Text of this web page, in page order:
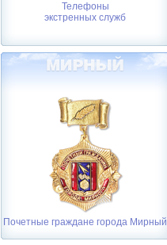
Телефоны
экстренных служб
Почетные граждане города Мирный